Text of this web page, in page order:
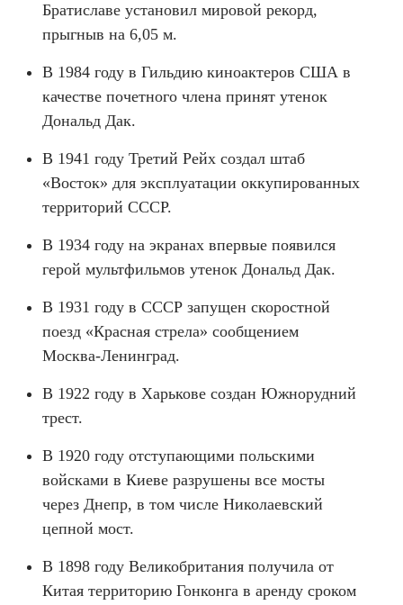
Братиславе установил мировой рекорд,
прыгныв на 6,05 м.
В 1984 году в Гильдию киноактеров США в
качестве почетного члена принят утенок
Дональд Дак.
В 1941 году Третий Рейх создал штаб
«Восток» для эксплуатации оккупированных
территорий СССР.
В 1934 году на экранах впервые появился
герой мультфильмов утенок Дональд Дак.
В 1931 году в СССР запущен скоростной
поезд «Красная стрела» сообщением
Москва-Ленинград.
В 1922 году в Харькове создан Южнорудний
трест.
В 1920 году отступающими польскими
войсками в Киеве разрушены все мосты
через Днепр, в том числе Николаевский
цепной мост.
В 1898 году Великобритания получила от
Китая территорию Гонконга в аренду сроком